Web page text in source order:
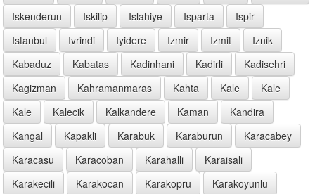
Iskenderun
Iskilip Islahiye Isparta
Ispir
Istanbul
Ivrindi Iyidere Izmir Izmit
Iznik
Kabaduz
Kabatas Kadinhani Kadirli
Kadisehri
Kagizman
Kahramanmaras Kahta Kale
Kale
Kale
Kalecik Kalkandere Kaman
Kandira
Kangal
Kapakli Karabuk Karaburun
Karacabey
Karacasu
Karacoban Karahalli
Karaisali
Karakecili
Karakocan Karakopru
Karakoyunlu